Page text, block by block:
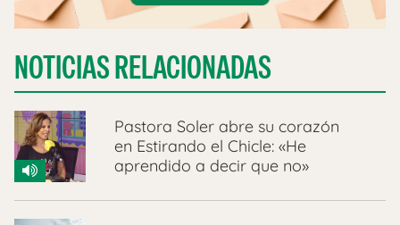
NOTICIAS RELACIONADAS
Pastora Soler abre su corazón
en Estirando el Chicle: «He
aprendido a decir que no»